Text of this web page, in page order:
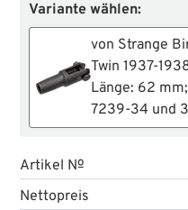
Variante wählen:
von Strange
Twin 1937-
Länge: 62
7239-34 und
Artikel №
Nettopreis